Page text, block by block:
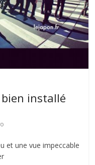
bien installé
et une vue impeccable